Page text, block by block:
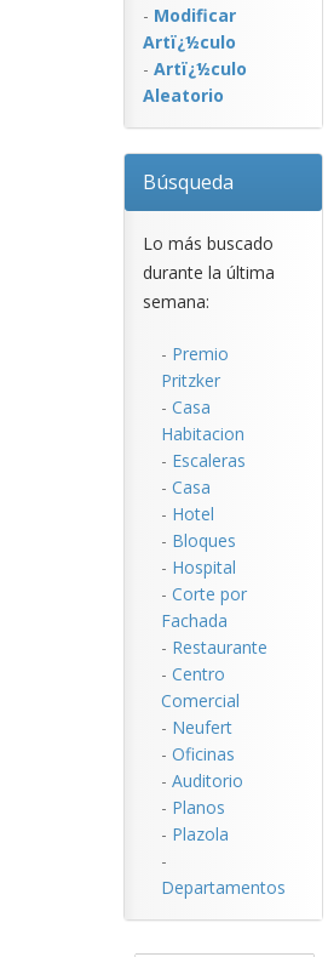
- Modificar
Artï¿½culo
- Artï¿½culo
Aleatorio
Búsqueda
Lo más buscado
durante la última
semana:
- Premio
Pritzker
- Casa
Habitacion
- Escaleras
- Casa
- Hotel
- Bloques
- Hospital
- Corte por
Fachada
- Restaurante
- Centro
Comercial
- Neufert
- Oficinas
- Auditorio
- Planos
- Plazola
-
Departamentos